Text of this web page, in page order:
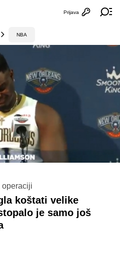
Otvori
Prijava
NBA
operaciji
koštati velike
je samo još